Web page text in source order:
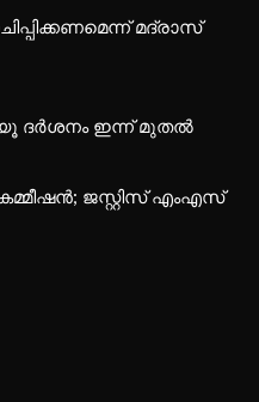
മദ്രാസ്
ദര്‍ശനം ഇന്ന് മുതല്‍
ജസ്റ്റിസ് എംഎസ്